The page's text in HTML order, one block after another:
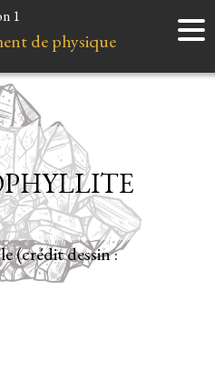
Accueil
Instruments
Liens et ressources
1
de physique
(crédit dessin :